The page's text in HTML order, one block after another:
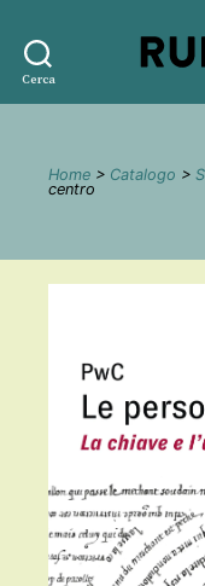
Cerca
Home > Catalogo >
centro